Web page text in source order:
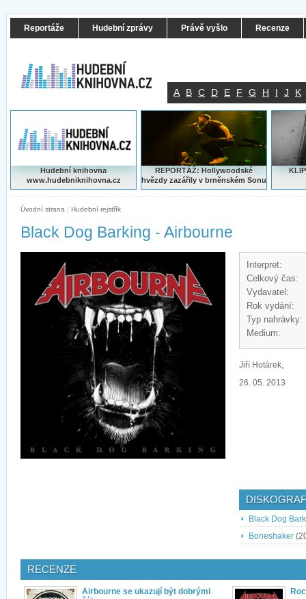
Reportáže Hudební zprávy Právě vyšlo Recenze
A B C D E F G H I J K
Hudební knihovna
www.hudebniknihovna.cz
REPORTÁŽ: Hollywoodské
hvězdy zazářily v brněnském Sonu
Úvodní strana | Hudební rejstřík
Black Dog Barking - Airbourne
Interpret:
Celkový čas:
Vydavatel:
Rok vydání:
Typ nahrávky:
Medium:
Jiří Hotárek,
26. 05. 2013
Black Dog
Boneshaker
RECENZE
Airbourne se ukazují být dobrými